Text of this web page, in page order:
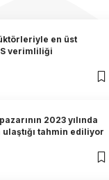
en üst
verimliliği
2023 yılında
tahmin ediliyor